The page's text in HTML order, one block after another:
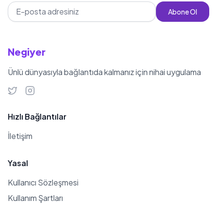
Abone Ol
Negiyer
Ünlü dünyasıyla bağlantıda kalmanız için nihai uygulama
Hızlı Bağlantılar
İletişim
Yasal
Kullanıcı Sözleşmesi
Kullanım Şartları